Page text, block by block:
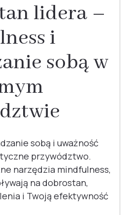
lidera –
i
sobą w
sobą i uważność
przywództwo.
narzędzia mindfulness,
na dobrostan,
i Twoją efektywność